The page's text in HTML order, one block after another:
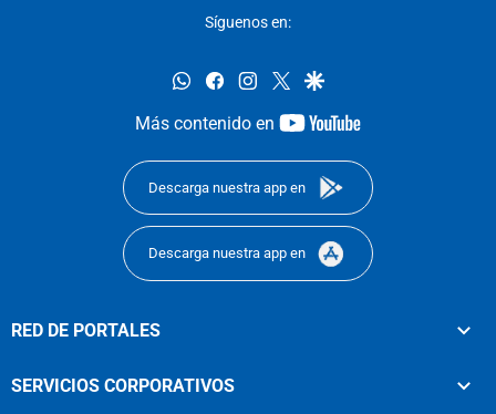
Síguenos en:
whatsappfacebookinstagram
twittergoogle
Más contenido en
youtube-
Descarga nuestra app en
Descarga nuestra app en
RED DE PORTALES
SERVICIOS CORPORATIVOS